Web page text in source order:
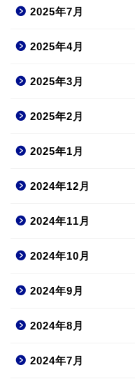
2025年7月
2025年4月
2025年3月
2025年2月
2025年1月
2024年12月
2024年11月
2024年10月
2024年9月
2024年8月
2024年7月